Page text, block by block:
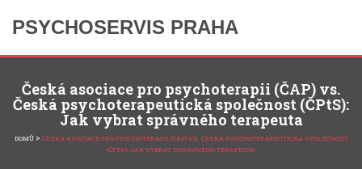
PSYCHOSERVIS PRAHA
Česká asociace pro psychoterapii (ČAP) vs.
Česká psychoterapeutická společnost (ČPtS):
Jak vybrat správného terapeuta
DOMŮ > ČESKÁ ASOCIACE PRO PSYCHOTERAPII (ČAP) VS. ČESKÁ PSYCHOTERAPEUTICKÁ SPOLEČNOST
(ČPTS): JAK VYBRAT SPRÁVNÉHO TERAPEUTA